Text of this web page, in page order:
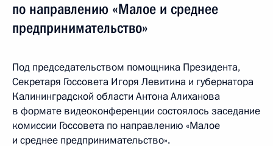
по направлению «Малое и среднее
предпринимательство»
Под председательством помощника Президента,
Секретаря Госсовета Игоря Левитина и губернатора
Калининградской области Антона Алиханова
в формате видеоконференции состоялось заседание
комиссии Госсовета по направлению «Малое
и среднее предпринимательство».